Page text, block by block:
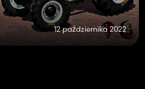
12 października 2022